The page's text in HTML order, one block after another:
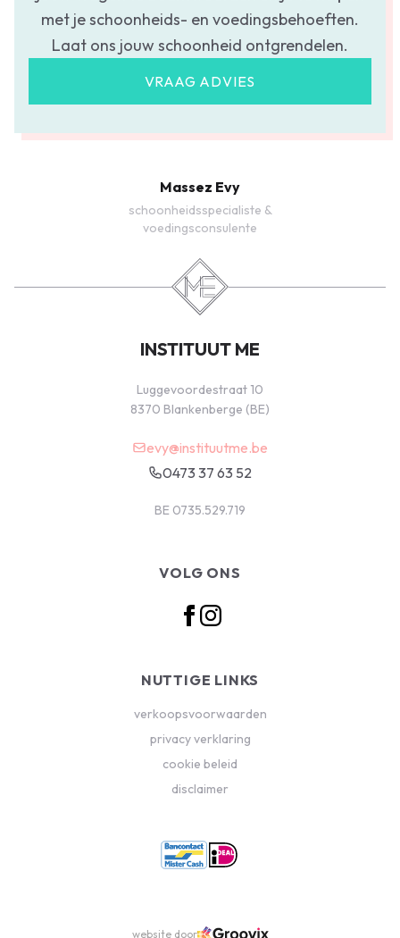
met je schoonheids- en voedingsbehoeften.
Laat ons jouw schoonheid ontgrendelen.
VRAAG ADVIES
Massez Evy
schoonheidsspecialiste &
voedingsconsulente
INSTITUUT ME
Luggevoordestraat 10
8370 Blankenberge (BE)
evy@instituutme.be
0473 37 63 52
BE 0735.529.719
VOLG ONS
NUTTIGE LINKS
verkoopsvoorwaarden
privacy verklaring
cookie beleid
disclaimer
website door